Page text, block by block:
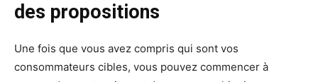
des propositions
Une fois que vous avez compris qui sont vos
consommateurs cibles, vous pouvez commencer à